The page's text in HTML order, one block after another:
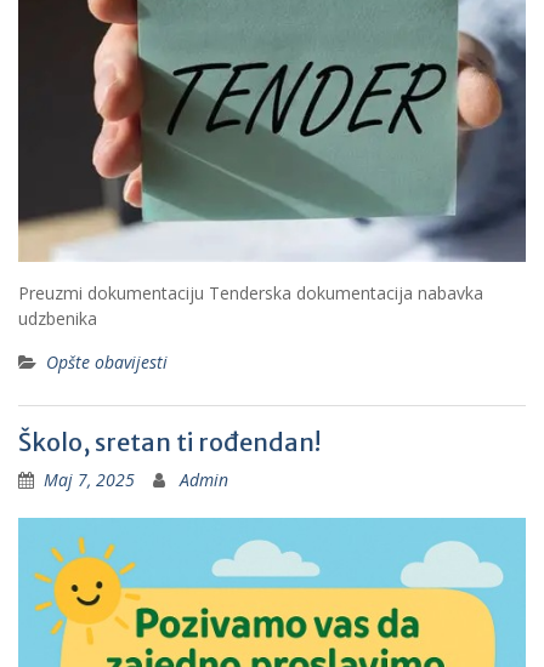
Preuzmi dokumentaciju Tenderska dokumentacija nabavka
udzbenika
Opšte obavijesti
Školo, sretan ti rođendan!
Maj 7, 2025 Admin